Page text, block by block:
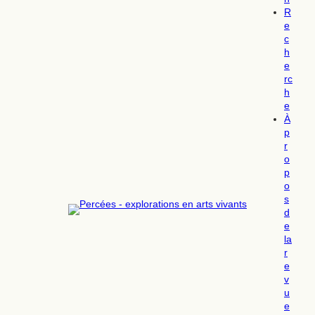
R
e
c
h
e
rc
h
e
À
p
r
o
p
o
s
d
e
la
r
e
v
u
e